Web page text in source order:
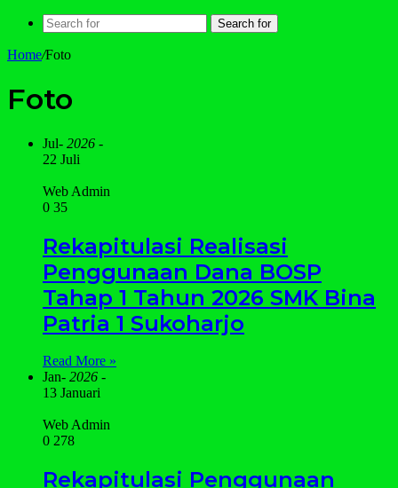
Search for
Home/Foto
Foto
Jul- 2026 -
22 Juli
Web Admin
0 35
Rekapitulasi Realisasi
Penggunaan Dana BOSP
Tahap 1 Tahun 2026 SMK Bina
Patria 1 Sukoharjo
Read More »
Jan- 2026 -
13 Januari
Web Admin
0 278
Rekapitulasi Penggunaan